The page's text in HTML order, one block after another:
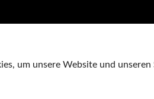
um unsere Website und unseren
IMPRESSUM